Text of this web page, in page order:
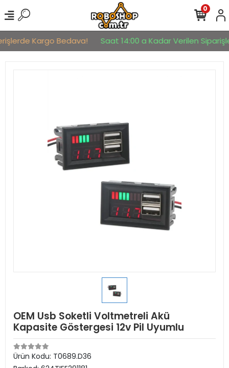
Kargo Bedava! Saat 14:00 a Kadar Verilen
0
OEM Usb Soketli Voltmetreli Akü
Kapasite Göstergesi 12v Pil Uyumlu
Ürün Kodu: T0689.D36